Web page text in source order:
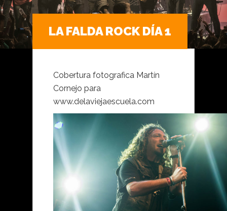
LA FALDA ROCK DÍA 1
Cobertura fotografica Martín
Cornejo para
www.delaviejaescuela.com